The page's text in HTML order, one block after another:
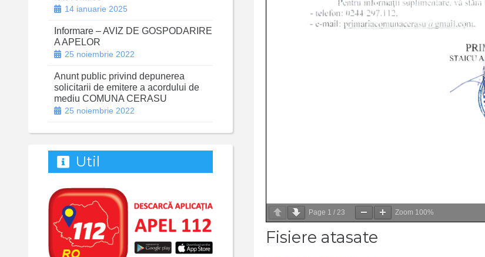
Page 1 / 23 Zoom 100%
Fisiere atasate
14 ianuarie 2025
Informare – AVIZ DE GOSPODARIRE
A APELOR
25 noiembrie 2022
Anunt public privind depunerea
solicitarii de emitere a acordului de
mediu COMUNA CERASU
25 noiembrie 2022
Util